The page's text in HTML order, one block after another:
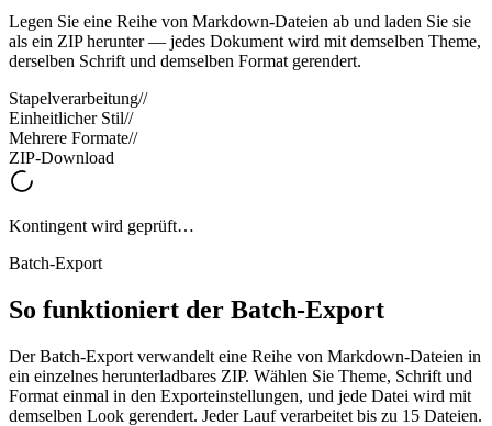
Legen Sie eine Reihe von Markdown-Dateien ab und laden Sie sie
als ein ZIP herunter — jedes Dokument wird mit demselben Theme,
derselben Schrift und demselben Format gerendert.
Stapelverarbeitung//
Einheitlicher Stil//
Mehrere Formate//
ZIP-Download
Kontingent wird geprüft…
Batch-Export
So funktioniert der Batch-Export
Der Batch-Export verwandelt eine Reihe von Markdown-Dateien in
ein einzelnes herunterladbares ZIP. Wählen Sie Theme, Schrift und
Format einmal in den Exporteinstellungen, und jede Datei wird mit
demselben Look gerendert. Jeder Lauf verarbeitet bis zu 15 Dateien.